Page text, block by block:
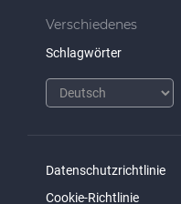
Verschiedenes
Schlagwörter
Datenschutzrichtlinie
Cookie-Richtlinie